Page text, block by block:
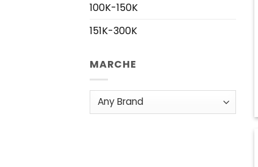
100K-150K
151K-300K
MARCHE